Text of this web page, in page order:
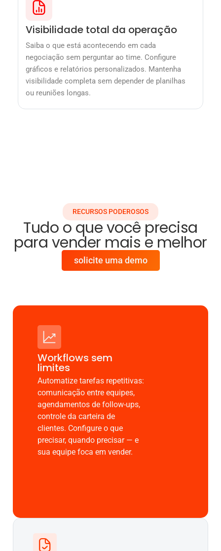
Visibilidade total da operação
Saiba o que está acontecendo em cada
negociação sem perguntar ao time. Configure
gráficos e relatórios personalizados. Mantenha
visibilidade completa sem depender de planilhas
ou reuniões longas.
RECURSOS PODEROSOS
Tudo o que você precisa
para vender mais e melhor
solicite uma demo
Workflows sem
limites
Automatize tarefas repetitivas:
comunicação entre equipes,
agendamentos de follow-ups,
controle da carteira de
clientes. Configure o que
precisar, quando precisar — e
sua equipe foca em vender.